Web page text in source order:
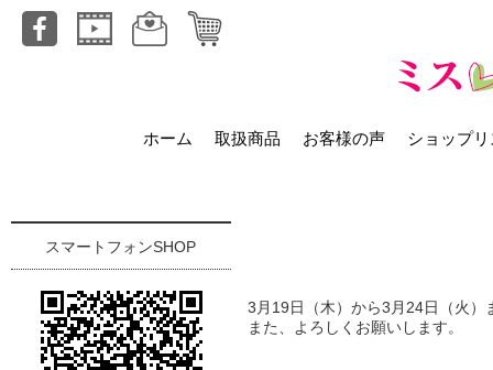
ホーム 取扱商品 お客様の声 ショップ
3月19日（木）から3月24日（火
また、よろしくお願いします。
スマートフォンSHOP